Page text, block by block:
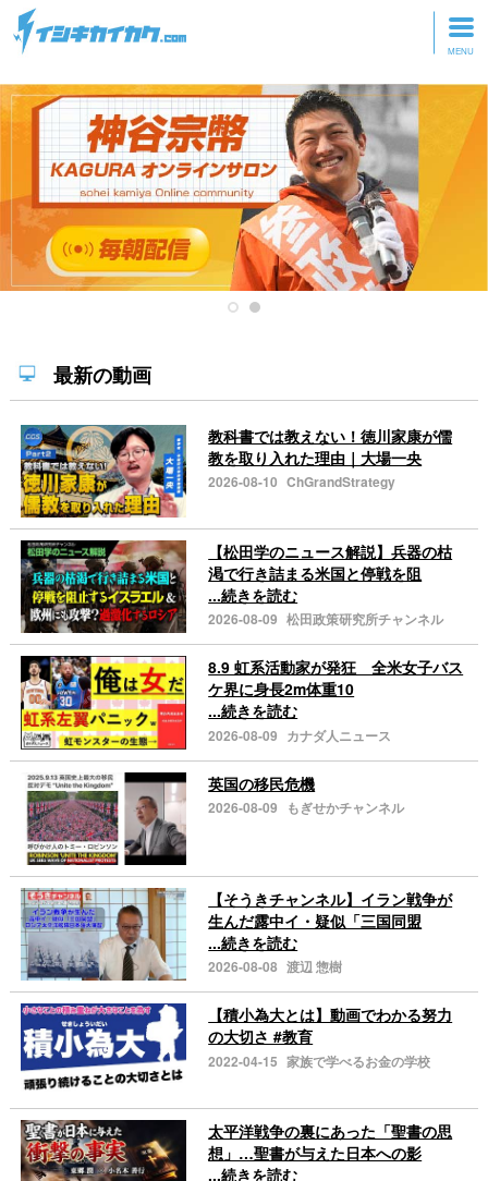
トップページ
動画を見る
記事を読む
セミナーに参加
研修・ツアーに参加
最新の動画
教科書では教えない！徳川家康が儒
教を取り入れた理由｜大場一央
2026-08-10 ChGrandStrategy
【松田学のニュース解説】兵器の枯
渇で行き詰まる米国と停戦を阻
...続きを読む
2026-08-09 松田政策研究所チャンネル
8.9 虹系活動家が発狂 全米女子バス
ケ界に身長2m体重10
...続きを読む
2026-08-09 カナダ人ニュース
英国の移民危機
2026-08-09 もぎせかチャンネル
【そうきチャンネル】イラン戦争が
生んだ露中イ・疑似「三国同盟
...続きを読む
2026-08-08 渡辺 惣樹
【積小為大とは】動画でわかる努力
の大切さ #教育
2022-04-15 家族で学べるお金の学校
太平洋戦争の裏にあった「聖書の思
想」…聖書が与えた日本への影
...続きを読む